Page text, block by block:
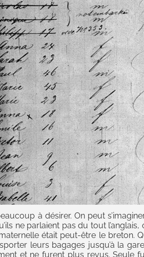
à désirer. On peut
ne parlaient pas du tout
était peut-être le breton.
leurs bagages jusqu’à la
et ne furent plus revus. Seule